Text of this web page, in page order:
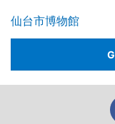
仙台市博物館